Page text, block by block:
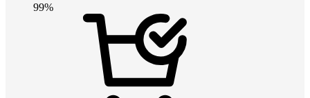
99%